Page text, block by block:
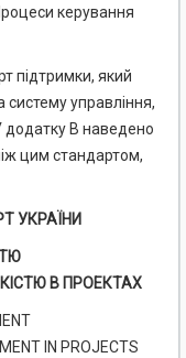
керування
підтримки, який
управління,
додатку В наведено
цим стандартом,
УКРАЇНИ
В ПРОЕКТАХ
IN PROJECTS